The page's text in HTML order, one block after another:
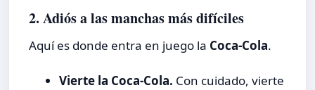
2. Adiós a las manchas más difíciles
Aquí es donde entra en juego la Coca-Cola.
Vierte la Coca-Cola. Con cuidado, vierte